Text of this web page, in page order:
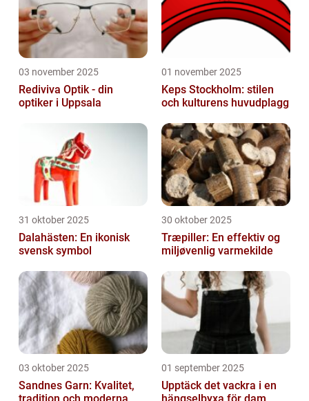
03 november 2025
Rediviva Optik - din
optiker i Uppsala
01 november 2025
Keps Stockholm: stilen
och kulturens huvudplagg
31 oktober 2025
Dalahästen: En ikonisk
svensk symbol
30 oktober 2025
Træpiller: En effektiv og
miljøvenlig varmekilde
03 oktober 2025
Sandnes Garn: Kvalitet,
01 september 2025
Upptäck det vackra i en